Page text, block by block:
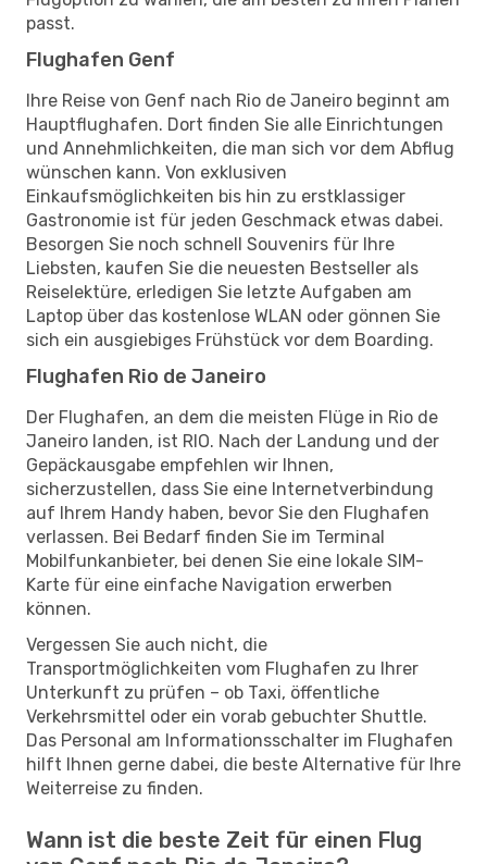
passt.
Flughafen Genf
Ihre Reise von Genf nach Rio de Janeiro beginnt am
Hauptflughafen. Dort finden Sie alle Einrichtungen
und Annehmlichkeiten, die man sich vor dem Abflug
wünschen kann. Von exklusiven
Einkaufsmöglichkeiten bis hin zu erstklassiger
Gastronomie ist für jeden Geschmack etwas dabei.
Besorgen Sie noch schnell Souvenirs für Ihre
Liebsten, kaufen Sie die neuesten Bestseller als
Reiselektüre, erledigen Sie letzte Aufgaben am
Laptop über das kostenlose WLAN oder gönnen Sie
sich ein ausgiebiges Frühstück vor dem Boarding.
Flughafen Rio de Janeiro
Der Flughafen, an dem die meisten Flüge in Rio de
Janeiro landen, ist RIO. Nach der Landung und der
Gepäckausgabe empfehlen wir Ihnen,
sicherzustellen, dass Sie eine Internetverbindung
auf Ihrem Handy haben, bevor Sie den Flughafen
verlassen. Bei Bedarf finden Sie im Terminal
Mobilfunkanbieter, bei denen Sie eine lokale SIM-
Karte für eine einfache Navigation erwerben
können.
Vergessen Sie auch nicht, die
Transportmöglichkeiten vom Flughafen zu Ihrer
Unterkunft zu prüfen – ob Taxi, öffentliche
Verkehrsmittel oder ein vorab gebuchter Shuttle.
Das Personal am Informationsschalter im Flughafen
hilft Ihnen gerne dabei, die beste Alternative für Ihre
Weiterreise zu finden.
Wann ist die beste Zeit für einen Flug